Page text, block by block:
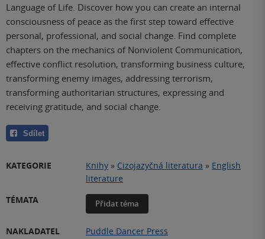
Language of Life. Discover how you can create an internal
consciousness of peace as the first step toward effective
personal, professional, and social change. Find complete
chapters on the mechanics of Nonviolent Communication,
effective conflict resolution, transforming business culture,
transforming enemy images, addressing terrorism,
transforming authoritarian structures, expressing and
receiving gratitude, and social change.
Sdílet
KATEGORIE Knihy » Cizojazyčná literatura » English
literature
TÉMATA
Přidat téma
NAKLADATEL
Puddle Dancer Press